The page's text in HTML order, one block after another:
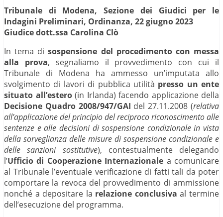
Tribunale di Modena, Sezione dei Giudici per le
Indagini Preliminari, Ordinanza, 22 giugno 2023
Giudice dott.ssa Carolina Clò
In tema disospensione del procedimento con messa
alla prova, segnaliamo il provvedimento con cui il
Tribunale di Modena ha ammesso un’imputata allo
svolgimento di lavori di pubblica utilità presso un ente
situato all’estero(in Irlanda) facendo applicazione della
Decisione Quadro 2008/947/GAI del 27.11.2008 (relativa
all’applicazione del principio del reciproco riconoscimento alle
sentenze e alle decisioni di sospensione condizionale in vista
della sorveglianza delle misure di sospensione condizionale e
delle sanzioni sostitutive), contestualmente delegando
l’Ufficio di Cooperazione Internazionale a comunicare
al Tribunale l’eventuale verificazione di fatti tali da poter
comportare la revoca del provvedimento di ammissione
nonché a depositare la relazione conclusiva al termine
dell’esecuzione del programma.